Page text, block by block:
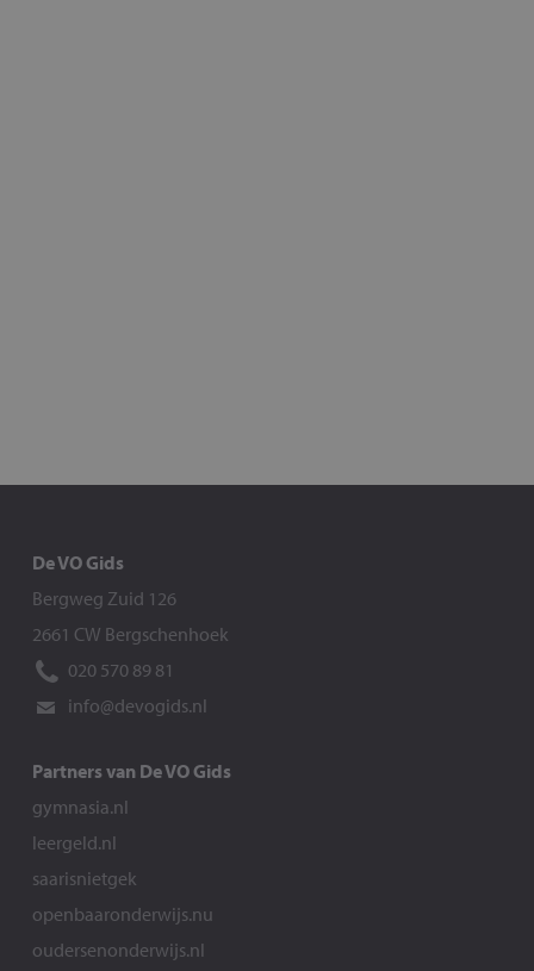
De VO Gids
Bergweg Zuid 126
2661 CW Bergschenhoek
020 570 89 81
info@devogids.nl
Partners van De VO Gids
gymnasia.nl
leergeld.nl
saarisnietgek
openbaaronderwijs.nu
oudersenonderwijs.nl